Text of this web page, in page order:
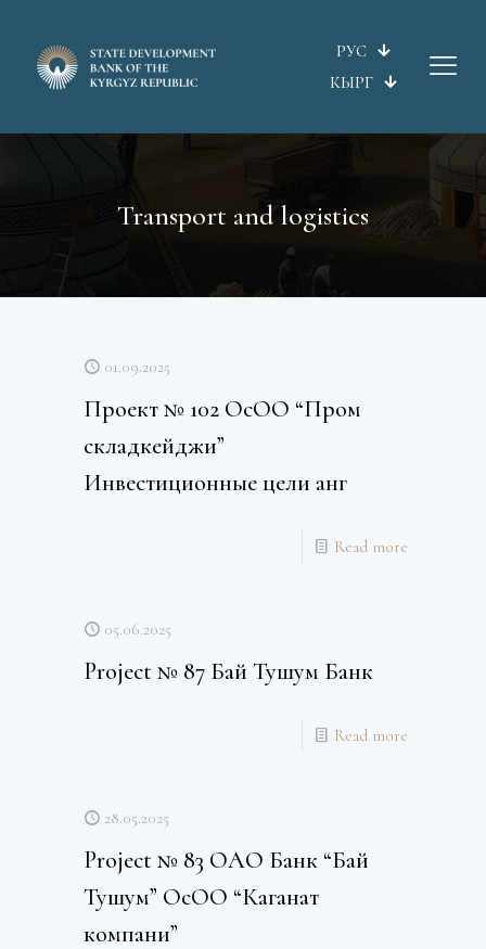
РУС
КЫРГ
Transport and logistics
01.09.2025
Проект № 102 ОсОО “Пром
складкейджи”
Инвестиционные цели анг
Read more
05.06.2025
Project № 87 Бай Тушум Банк
Read more
28.05.2025
Project № 83 ОАО Банк “Бай
Тушум” ОсОО “Каганат
компани”